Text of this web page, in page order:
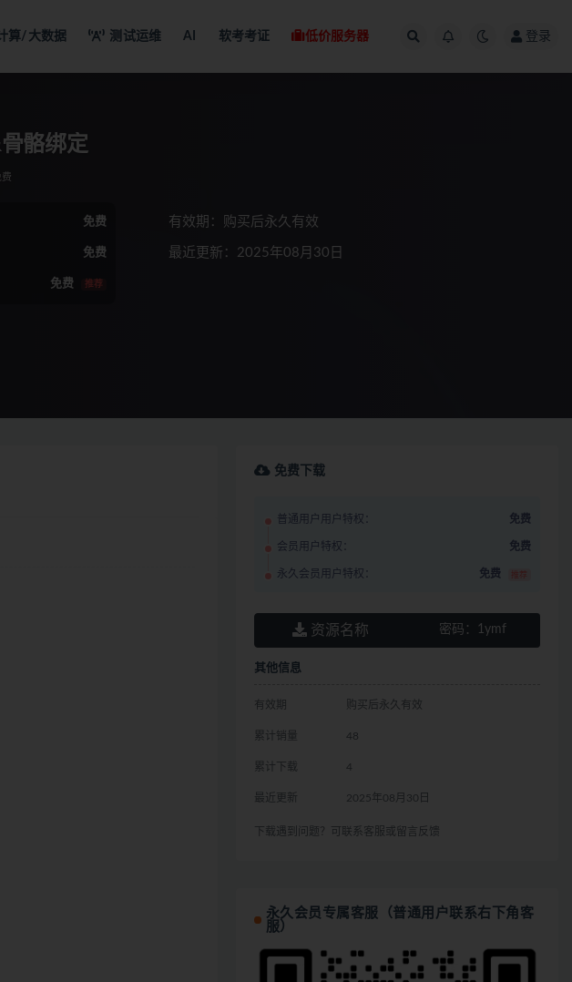
算/大数据 测试运维 AI 软考考证 低价服务器 登录
骼绑定
费
免费
免费
免费 推荐
有效期：购买后永久有效
最近更新：2025年08月30日
免费下载
普通用户用户特权： 免费
会员用户特权： 免费
永久会员用户特权： 免费 推荐
资源名称 密码： 1ymf
其他信息
有效期 购买后永久有效
累计销量 48
累计下载 4
最近更新 2025年08月30日
下载遇到问题？可联系客服或留言反馈
永久会员专属客服（普通用户联系右下角客
服）